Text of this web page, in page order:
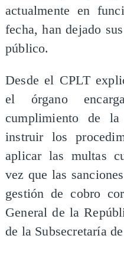
actualmente en
fecha, han dejado
público.
Desde el CPLT
el órgano
cumplimiento de la
instruir los
aplicar las multas
vez que las
gestión de cobro
General de la
de la Subsecretaría